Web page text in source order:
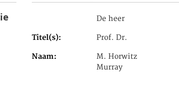
De heer
Titel(s) Prof. Dr.
Naam
M. Horwitz
Murray